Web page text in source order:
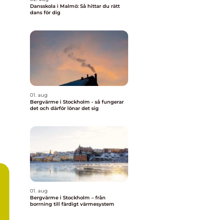
Dansskola i Malmö: Så hittar du rätt
dans för dig
01. aug
Bergvärme i Stockholm - så fungerar
det och därför lönar det sig
01. aug
Bergvärme i Stockholm – från
borrning till färdigt värmesystem